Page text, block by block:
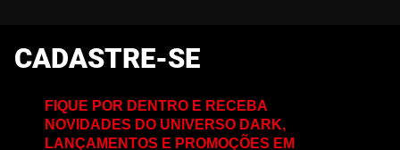
CADASTRE-SE
FIQUE POR DENTRO E RECEBA
NOVIDADES DO UNIVERSO DARK,
LANÇAMENTOS E PROMOÇÕES EM